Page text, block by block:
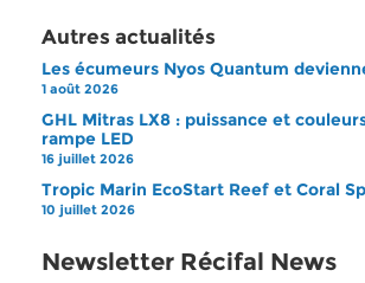
Autres actualités
Les écumeurs Nyos Quantum
1 août 2026
GHL Mitras LX8 : puissance et
rampe LED
16 juillet 2026
Tropic Marin EcoStart Reef et Coral
10 juillet 2026
Newsletter Récifal News